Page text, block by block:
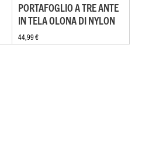
PORTAFOGLIO A TRE ANTE
IN TELA OLONA DI NYLON
44,99 €